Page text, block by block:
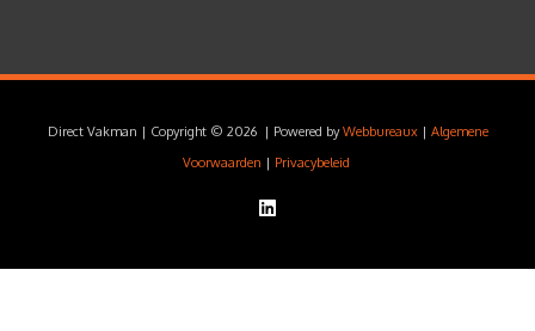
Direct Vakman | Copyright © 2026 | Powered byWebbureaux| Algemene
Voorwaarden | Privacybeleid